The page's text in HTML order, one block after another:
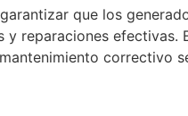
que los
reparaciones
correctivo